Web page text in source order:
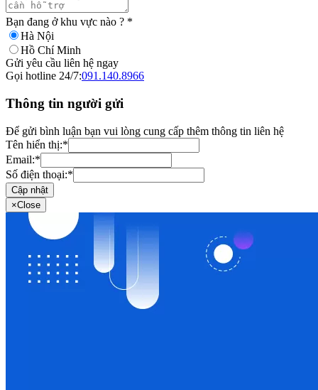
Bạn đang ở khu vực nào ? *
Hà Nội
Hồ Chí Minh
Gửi yêu cầu liên hệ ngay
Gọi hotline 24/7:091.140.8966
Thông tin người gửi
Để gửi bình luận bạn vui lòng cung cấp thêm thông tin liên hệ
Tên hiển thị:*
Email:*
Số điện thoại:*
Cập nhật
×Close